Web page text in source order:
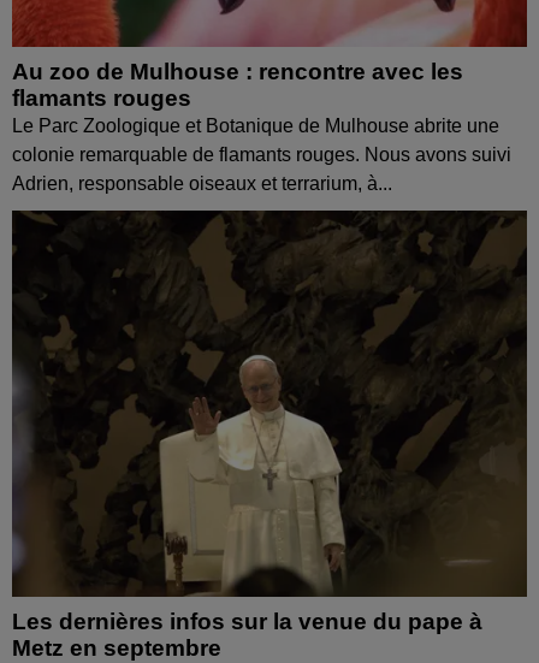
Au zoo de Mulhouse : rencontre avec les
flamants rouges
Le Parc Zoologique et Botanique de Mulhouse abrite une
colonie remarquable de flamants rouges. Nous avons suivi
Adrien, responsable oiseaux et terrarium, à...
Les dernières infos sur la venue du pape à
Metz en septembre